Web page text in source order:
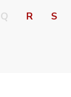
Q
R S